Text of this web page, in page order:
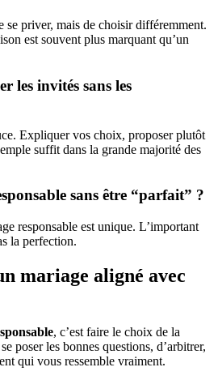
se priver, mais de choisir différemment.
est souvent plus marquant qu’un
les invités sans les
Expliquer vos choix, proposer plutôt
suffit dans la grande majorité des
sans être “parfait” ?
responsable est unique. L’important
la perfection.
mariage aligné avec
, c’est faire le choix de la
poser les bonnes questions, d’arbitrer,
qui vous ressemble vraiment.